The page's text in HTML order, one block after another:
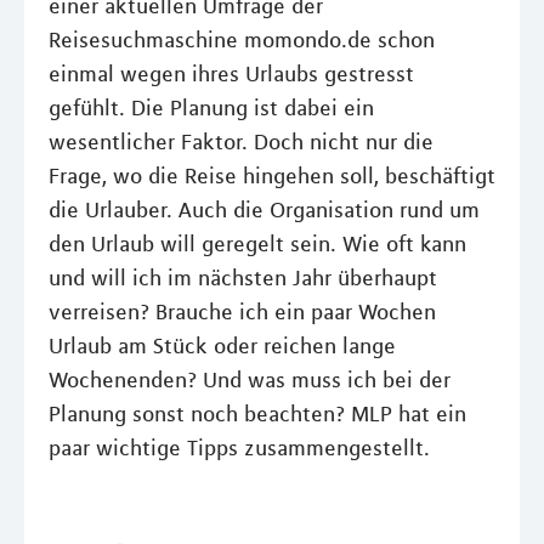
einer aktuellen Umfrage der
Reisesuchmaschine momondo.de schon
einmal wegen ihres Urlaubs gestresst
gefühlt. Die Planung ist dabei ein
wesentlicher Faktor. Doch nicht nur die
Frage, wo die Reise hingehen soll, beschäftigt
die Urlauber. Auch die Organisation rund um
den Urlaub will geregelt sein. Wie oft kann
und will ich im nächsten Jahr überhaupt
verreisen? Brauche ich ein paar Wochen
Urlaub am Stück oder reichen lange
Wochenenden? Und was muss ich bei der
Planung sonst noch beachten? MLP hat ein
paar wichtige Tipps zusammengestellt.